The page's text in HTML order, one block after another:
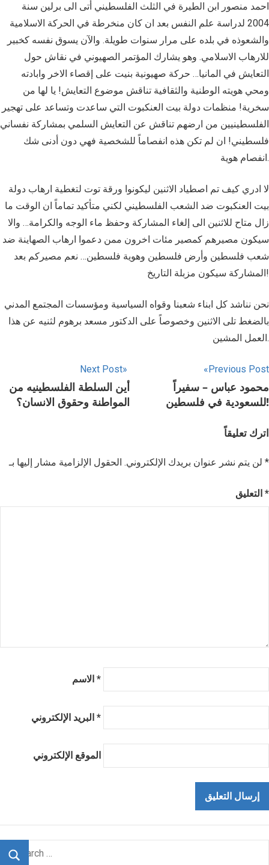
احمد منصور ابن الطيرة في الثلث الفلسطيني أتى الى برلين سنة
2004 لدراسة علم النفس بعد ان كان منخرطة في الحركة الاسلامية
والشعوذه في بلده على مرار سنوات طويلة. والآن يسوق نفسه كخبير
للارهاب الاسلامي. وهو يشارك المؤتمر الصهيوني في نقاش حول
التعايش في المانيا… حركة صهيونية بنيت على إقصاء الاخر وابادته
ومحي هويته الوطنية والثقافية تناقش موضوع التعايش! يا لها من
سخرية! منظمات دولة بيت العنكبوت التي ساعدت وتساعد على تهجير
الفلسطينيين من ارضهم تناقش عن التعايش السلمي بمشاركة نفساني
فلسطيني! ان لم تكن هذه انفصاماً للشخصية فهي دون أدنى شك
انفصام هوية.
لا ادري كيف تم اصطياد الاثنين ليكونوا ورقة توت لتغطية ارهاب دولة
بيت العنكبوت ضد الشعب الفلسطيني لكني متأكيد تماماً ان الوقت ما
زال متاح للاثنين الى إلغاء المشاركة وحفظ ماء الوجه والكرامة… والا
سيكون مصيرهم كمصير مئات اخرون ممن دعموا ارهاب الصهاينة ضد
شعب فلسطين وأرض فلسطين وهوية فلسطين… نعم مصيركم بعد
المشاركة سيكون مزبلة التاريخ!
نحن نناشد كل ابناء شعبنا وقواه السياسية ومؤسسات المجتمع المدني
بالضغط تلى الاثنين وخصوصاً على الدكتور مسعد برهوم لثنيه عن هذا
العمل المشين.
Previous Post
محمود عباس – سفيراً
للسعودية في فلسطين!
Next Post
أين السلطة الفلسطينيه من
المواطنة وحقوق الانسان؟
اترك تعليقاً
لن يتم نشر عنوان بريدك الإلكتروني. *
*
الاسم *
البريد الإلكتروني *
الموقع الإلكتروني